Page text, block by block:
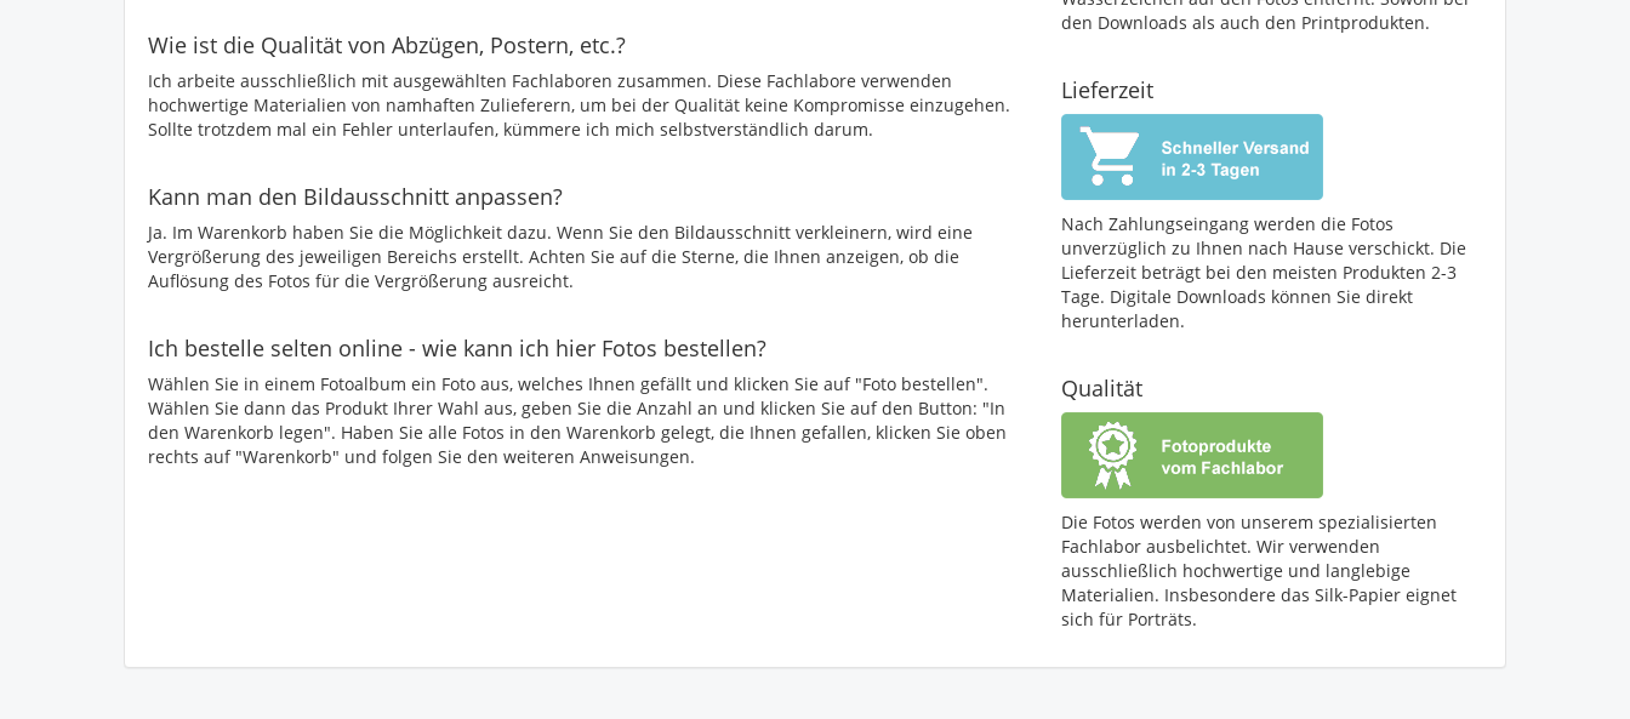
Wie ist die Qualität von Abzügen, Postern, etc.?
Ich arbeite ausschließlich mit ausgewählten Fachlaboren zusammen. Diese Fachlabore verwenden
hochwertige Materialien von namhaften Zulieferern, um bei der Qualität keine Kompromisse einzugehen.
Sollte trotzdem mal ein Fehler unterlaufen, kümmere ich mich selbstverständlich darum.
Kann man den Bildausschnitt anpassen?
Ja. Im Warenkorb haben Sie die Möglichkeit dazu. Wenn Sie den Bildausschnitt verkleinern, wird eine
Vergrößerung des jeweiligen Bereichs erstellt. Achten Sie auf die Sterne, die Ihnen anzeigen, ob die
Auflösung des Fotos für die Vergrößerung ausreicht.
Ich bestelle selten online - wie kann ich hier Fotos bestellen?
Wählen Sie in einem Fotoalbum ein Foto aus, welches Ihnen gefällt und klicken Sie auf "Foto bestellen".
Wählen Sie dann das Produkt Ihrer Wahl aus, geben Sie die Anzahl an und klicken Sie auf den Button: "In
den Warenkorb legen". Haben Sie alle Fotos in den Warenkorb gelegt, die Ihnen gefallen, klicken Sie oben
rechts auf "Warenkorb" und folgen Sie den weiteren Anweisungen.
den Downloads als auch den Printprodukten.
Lieferzeit
Nach Zahlungseingang werden die Fotos
unverzüglich zu Ihnen nach Hause verschickt. Die
Lieferzeit beträgt bei den meisten Produkten 2-3
Tage. Digitale Downloads können Sie direkt
herunterladen.
Qualität
Die Fotos werden von unserem spezialisierten
Fachlabor ausbelichtet. Wir verwenden
ausschließlich hochwertige und langlebige
Materialien. Insbesondere das Silk-Papier eignet
sich für Porträts.